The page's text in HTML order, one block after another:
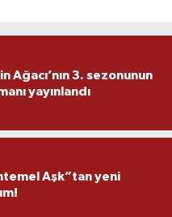
Ağacı’nın 3. sezonunun
yayınlandı
Aşk”tan yeni